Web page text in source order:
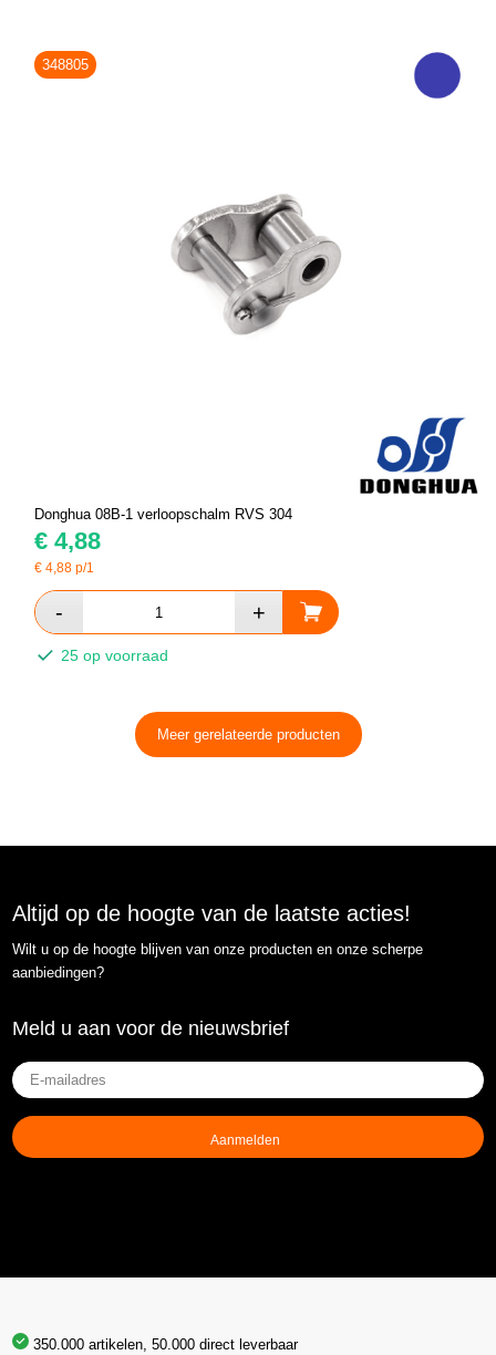
348805
Donghua 08B-1 verloopschalm RVS 304
€ 4,88
€4,88 p/1
25 op voorraad
Meer gerelateerde producten
Altijd op de hoogte van de laatste acties!
Wilt u op de hoogte blijven van onze producten en onze scherpe
aanbiedingen?
Meld u aan voor de nieuwsbrief
E-
mailadres
(Vereist)
350.000 artikelen, 50.000 direct leverbaar